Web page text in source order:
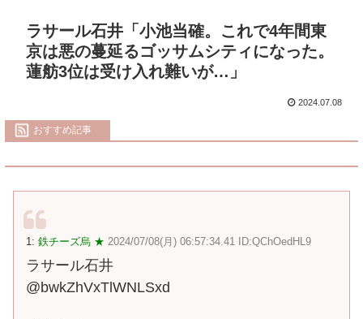
ラサール石井「小池当確。これで4年間東
京は悪の蔓延るゴッサムシティになった。
蓮舫3位は受け入れ難いが…」
2024.07.08
おすすめ記事
1: 鉄チーズ烏 ★ 2024/07/08(月) 06:57:34.41 ID:QChOedHL9
ラサール石井
@bwkZhVxTlWNLSxd